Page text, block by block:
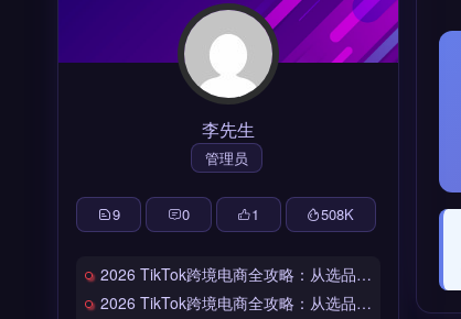
李先生
管理员
9 0 1 508K
2026 TikTok跨境电商全攻略：从选品到爆单的完整工具链
2026 TikTok跨境电商全攻略：从选品到爆单的完整工具链